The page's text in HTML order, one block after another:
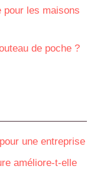
pour les maisons
de poche ?
une entreprise
améliore-t-elle